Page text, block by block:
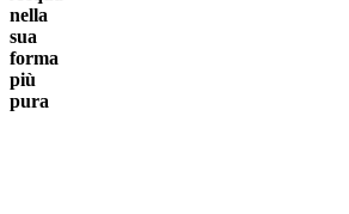
nella
sua
forma
più
pura